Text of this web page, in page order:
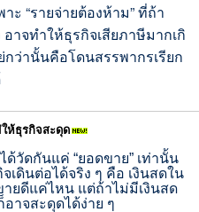
ะ “รายจ่ายต้องห้าม” ที่ถ้า
าจทำให้ธุรกิจเสียภาษีมากเกิ
กว่านั้นคือโดนสรรพากรเรียก
ห้ธุรกิจสะดุด
ด้วัดกันแค่ “ยอดขาย” เท่านั้น
เดินต่อได้จริง ๆ คือ เงินสดใน
ายดีแค่ไหน แต่ถ้าไม่มีเงินสด
าจสะดุดได้ง่าย ๆ